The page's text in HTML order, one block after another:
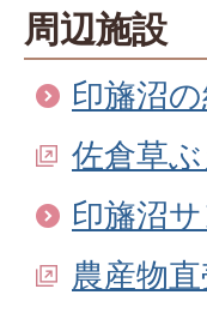
周辺施設
印旛沼
佐倉草
印旛沼
農産物